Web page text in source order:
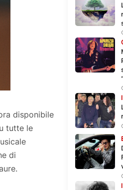
disponibile
tutte le
di